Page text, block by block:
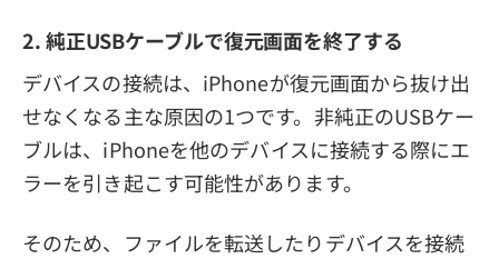
2. 純正USBケーブルで復元画面を終了する
デバイスの接続は、iPhoneが復元画面から抜け出
せなくなる主な原因の1つです。非純正のUSBケー
ブルは、iPhoneを他のデバイスに接続する際にエ
ラーを引き起こす可能性があります。
そのため、ファイルを転送したりデバイスを接続